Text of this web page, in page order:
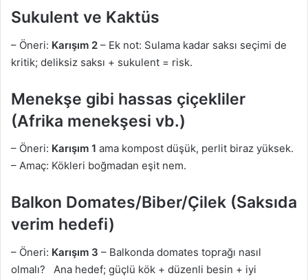
Sukulent ve Kaktüs
– Öneri: Karışım 2 – Ek not: Sulama kadar saksı seçimi de
kritik; deliksiz saksı + sukulent = risk.
Menekşe gibi hassas çiçekliler
(Afrika menekşesi vb.)
– Öneri: Karışım 1 ama kompost düşük, perlit biraz yüksek.
– Amaç: Kökleri boğmadan eşit nem.
Balkon Domates/Biber/Çilek (Saksıda
verim hedefi)
– Öneri: Karışım 3 – Balkonda domates toprağı nasıl
olmalı? Ana hedef; güçlü kök + düzenli besin + iyi